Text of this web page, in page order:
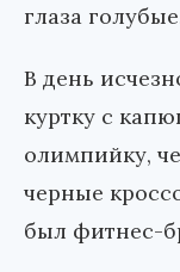
глаза
В день
куртку с
олимпийку,
черные
был фитнес-